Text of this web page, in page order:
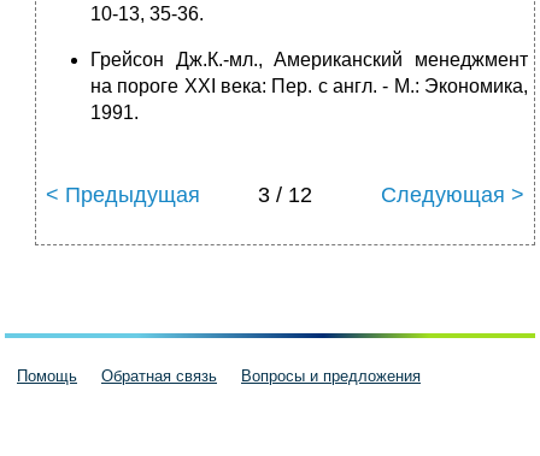
10-13, 35-36.
Грейсон Дж.К.-мл., Американский менеджмент
на пороге ХХІ века: Пер. с англ. - М.: Экономика,
1991.
< Предыдущая 3 / 12 Следующая >
Помощь Обратная связь Вопросы и предложения